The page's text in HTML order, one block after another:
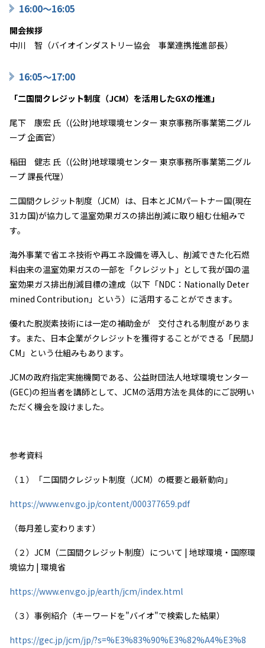
16:00～16:05
開会挨拶
中川 智（バイオインダストリー協会 事業連携推進部長）
16:05～17:00
「二国間クレジット制度（JCM）を活用したGXの推進」
尾下 康宏 氏（(公財)地球環境センター 東京事務所事業第二グル
ープ 企画官）
稲田 健志 氏（(公財)地球環境センター 東京事務所事業第二グル
ープ 課長代理）
二国間クレジット制度（JCM）は、日本とJCMパートナー国(現在
31カ国)が協力して温室効果ガスの排出削減に取り組む仕組みで
す。
海外事業で省エネ技術や再エネ設備を導入し、削減できた化石燃
料由来の温室効果ガスの一部を「クレジット」として我が国の温
室効果ガス排出削減目標の達成（以下「NDC ： Nationally Deter
mined Contribution 」という）に活用することができます。
優れた脱炭素技術には一定の補助金が 交付される制度がありま
す。また、日本企業がクレジットを獲得することができる「民間J
CM 」という仕組みもあります。
JCMの政府指定実施機関である、公益財団法人地球環境センター
(GEC)の担当者を講師として、 JCMの活用方法を具体的にご説明い
ただく機会を設けました。
参考資料
（１）「二国間クレジット制度（JCM）の概要と最新動向」
https://www.env.go.jp/content/000377659.pdf
（毎月差し変わります）
（２） JCM （二国間クレジット制度）について | 地球環境・国際環
境協力 | 環境省
https://www.env.go.jp/earth/jcm/index.html
（３）事例紹介（キーワードを"バイオ"で検索した結果）
https://gec.jp/jcm/jp/?s=%E3%83%90%E3%82%A4%E3%8